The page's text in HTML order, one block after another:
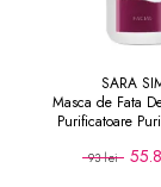
SARA
Masca de Fata
Purificatoare
93 lei